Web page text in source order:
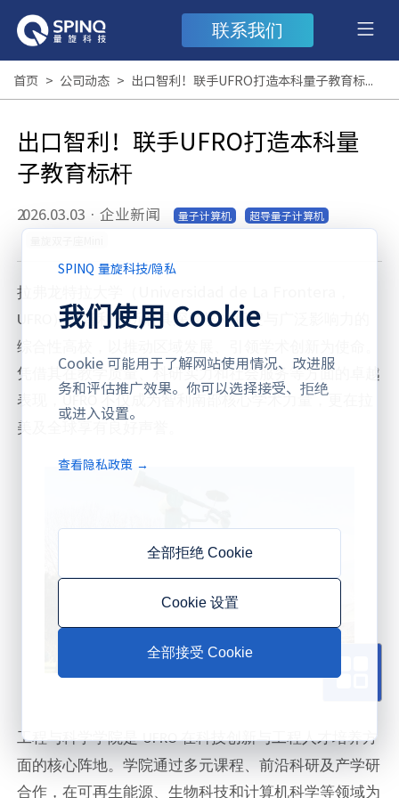
联系我们
首页 > 公司动态 > 出口智利！联手UFRO打造本科量子教育标杆
出口智利！联手UFRO打造本科量
子教育标杆
2026.03.03 · 企业新闻 量子计算机
超导量子计算机
拉弗龙特拉大学（
UFRO
）是智利一所兼具深厚学术积淀与广泛影响力的
综合性高校，以推动区域发展、引领学术创新为使命。
凭借其在教学质量、科研实力和社会服务等方面的卓越
表现，
不仅成为智利南部核心学术力量，更在拉
美及全球享有良好声誉。
工程与科学学院是 UFRO在科技创新与工程人才培养方
面的核心阵地。学院通过多元课程、前沿科研及产学研
合作，在可再生能源、生物科技和计算机科学等领域为
SPINQ 量旋科技/隐私
我们使用 Cookie
Cookie 可能用于了解网站使用情况、改进服
务和评估推广效果。你可以选择接受、拒绝
或进入设置。
查看隐私政策 →
全部拒绝 Cookie
Cookie 设置
全部接受 Cookie